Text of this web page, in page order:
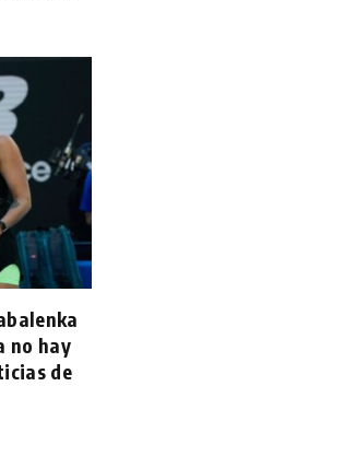
no hay
de